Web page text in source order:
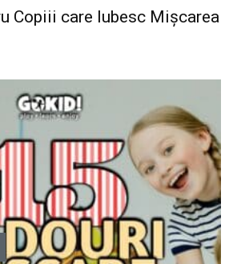
Copiii care Iubesc Mișcarea